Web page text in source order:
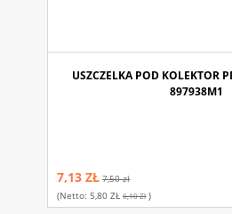
USZCZELKA POD KOLEKTOR
897938M1
7,13 ZŁ 7,50 zł
(netto:5,80 ZŁ 6,10 Zł)